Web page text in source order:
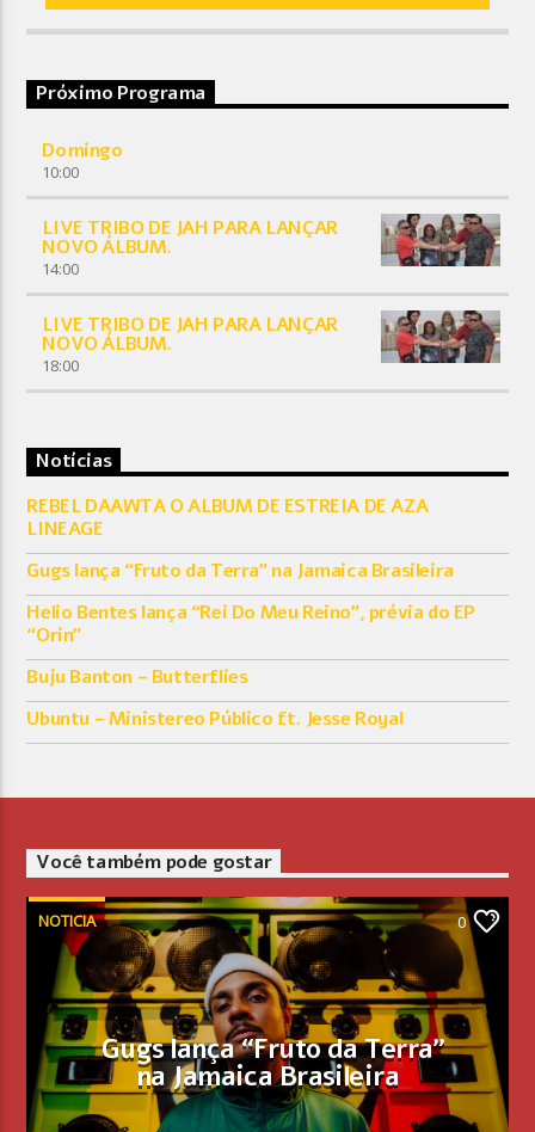
Próximo Programa
Domingo
10:00
LIVE TRIBO DE JAH PARA LANÇAR
NOVO ÁLBUM.
14:00
LIVE TRIBO DE JAH PARA LANÇAR
NOVO ÁLBUM.
18:00
Notícias
REBEL DAAWTA O ALBUM DE ESTREIA DE AZA
LINEAGE
Gugs lança “Fruto da Terra” na Jamaica Brasileira
Helio Bentes lança “Rei Do Meu Reino”, prévia do EP
“Orin”
Buju Banton – Butterflies
Ubuntu – Ministereo Público ft. Jesse Royal
Você também pode gostar
NOTICIA 0
Gugs lança “Fruto da Terra”
na Jamaica Brasileira